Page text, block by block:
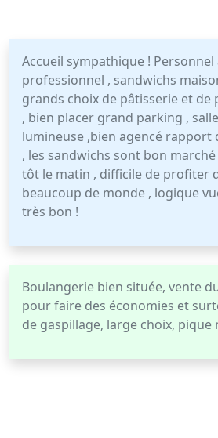
Accueil sympathique !
professionnel , sandwichs
grands choix de pâtisserie et de
, bien placer grand parking ,
lumineuse ,bien agencé
, les sandwichs sont bon
tôt le matin , difficile de profiter
beaucoup de monde , logique
très bon !
Boulangerie bien située, vente
pour faire des économies et
de gaspillage, large choix, pique